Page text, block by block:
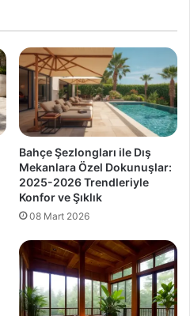
Bahçe Şezlongları ile Dış
Mekanlara Özel Dokunuşlar:
2025-2026 Trendleriyle
Konfor ve Şıklık
08 Mart 2026